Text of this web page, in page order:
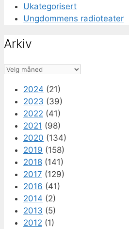
Ukategorisert
Ungdommens radioteater
Arkiv
Arkiv
2024 (21)
2023 (39)
2022 (41)
2021 (98)
2020 (134)
2019 (158)
2018 (141)
2017 (129)
2016 (41)
2014 (2)
2013 (5)
2012 (1)